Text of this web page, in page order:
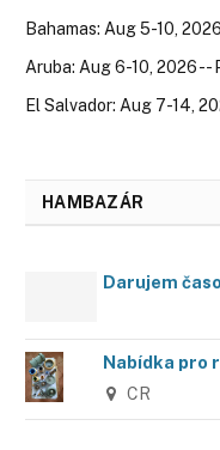
Bahamas: Aug 5-10,
Aruba: Aug 6-10, 2026 --
El Salvador: Aug 7-14,
HAMBAZÁR
Darujem
Nabídka pro
CR